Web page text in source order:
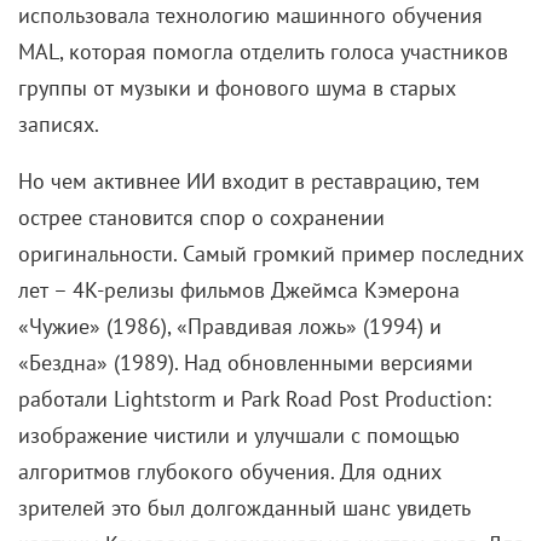
использовала технологию машинного обучения
MAL, которая помогла отделить голоса участников
группы от музыки и фонового шума в старых
записях.
Но чем активнее ИИ входит в реставрацию, тем
острее становится спор о сохранении
оригинальности. Самый громкий пример последних
лет – 4K-релизы фильмов Джеймса Кэмерона
«Чужие» (1986), «Правдивая ложь» (1994) и
«Бездна» (1989). Над обновленными версиями
работали Lightstorm и Park Road Post Production:
изображение чистили и улучшали с помощью
алгоритмов глубокого обучения. Для одних
зрителей это был долгожданный шанс увидеть